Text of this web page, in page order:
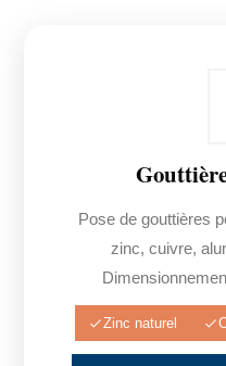
Pose de gouttières
zinc, cuivre,
Zinc naturel